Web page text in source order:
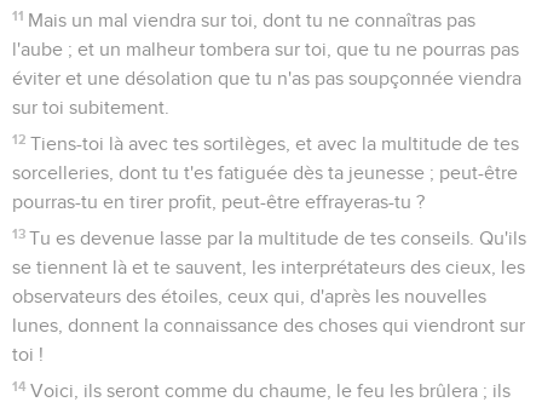
11 Mais un mal viendra sur toi, dont tu ne connaîtras pas
l'aube ; et un malheur tombera sur toi, que tu ne pourras pas
éviter et une désolation que tu n'as pas soupçonnée viendra
sur toi subitement.
12 Tiens-toi là avec tes sortilèges, et avec la multitude de tes
sorcelleries, dont tu t'es fatiguée dès ta jeunesse ; peut-être
pourras-tu en tirer profit, peut-être effrayeras-tu ?
13 Tu es devenue lasse par la multitude de tes conseils. Qu'ils
se tiennent là et te sauvent, les interprétateurs des cieux, les
observateurs des étoiles, ceux qui, d'après les nouvelles
lunes, donnent la connaissance des choses qui viendront sur
toi !
14 Voici, ils seront comme du chaume, le feu les brûlera ; ils